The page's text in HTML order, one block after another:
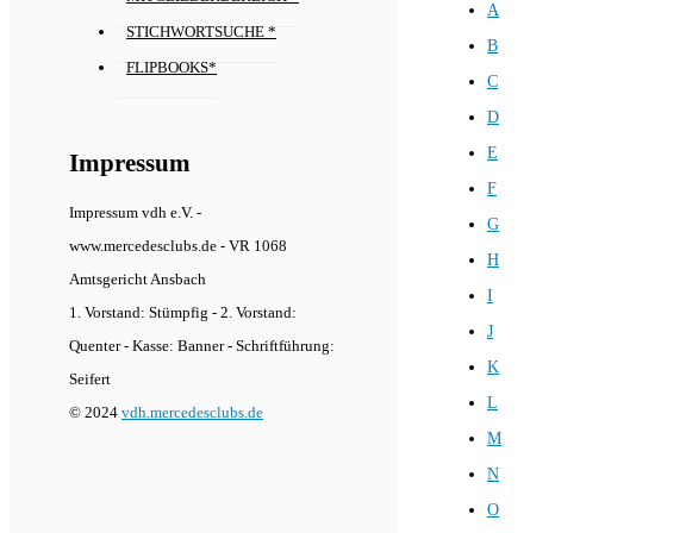
STICHWORTSUCHE *
FLIPBOOKS*
Impressum
Impressum vdh e.V. -
www.mercedesclubs.de - VR 1068
Amtsgericht Ansbach
1. Vorstand: Stümpfig - 2. Vorstand:
Quenter - Kasse: Banner - Schriftführung:
Seifert
© 2024 vdh.mercedesclubs.de
A
B
C
D
E
F
G
H
I
J
K
L
M
N
O